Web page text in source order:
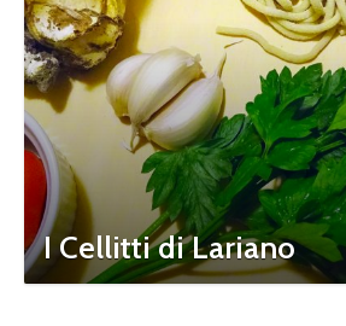
I Cellitti di Lariano